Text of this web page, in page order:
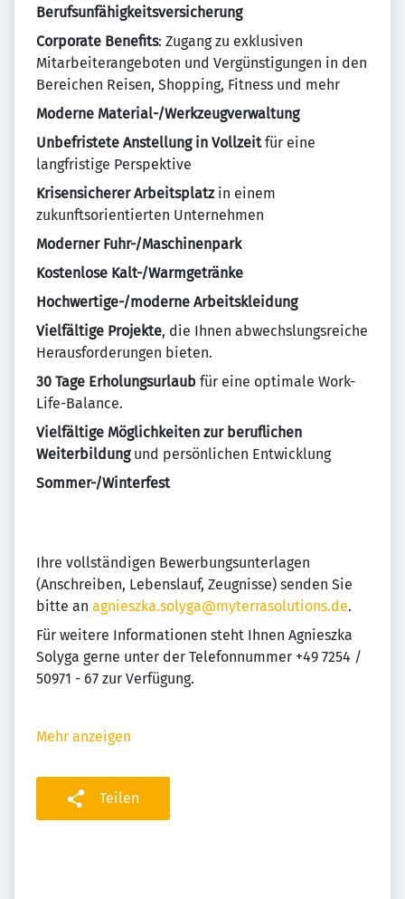
Berufsunfähigkeitsversicherung
Corporate Benefits: Zugang zu exklusiven
Mitarbeiterangeboten und Vergünstigungen in den
Bereichen Reisen, Shopping, Fitness und mehr
Moderne Material-/Werkzeugverwaltung
Unbefristete Anstellung in Vollzeitfür eine
langfristige Perspektive
Krisensicherer Arbeitsplatzin einem
zukunftsorientierten Unternehmen
Moderner Fuhr-/Maschinenpark
Kostenlose Kalt-/Warmgetränke
Hochwertige-/moderne Arbeitskleidung
Vielfältige Projekte, die Ihnen abwechslungsreiche
Herausforderungen bieten.
30 Tage Erholungsurlaub für eine optimale Work-
Life-Balance.
Vielfältige Möglichkeiten zur beruflichen
Weiterbildungund persönlichen Entwicklung
Sommer-/Winterfest
Ihre vollständigen Bewerbungsunterlagen
(Anschreiben, Lebenslauf, Zeugnisse) senden Sie
bitte an agnieszka.solyga@myterrasolutions.de.
Für weitere Informationen steht Ihnen Agnieszka
Solyga gerne unter der Telefonnummer +49 7254 /
50971 - 67 zur Verfügung.
Mehr anzeigen
Teilen